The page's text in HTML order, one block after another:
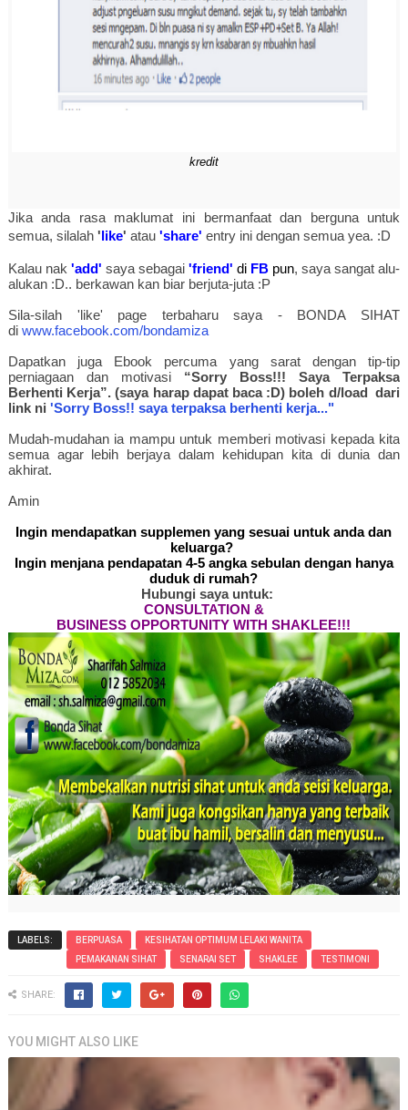
kredit
Jika anda rasa maklumat ini bermanfaat dan berguna untuk
semua, silalah 'like' atau 'share' entry ini dengan semua yea. :D
Kalau nak 'add' saya sebagai 'friend'di FB pun, saya sangat alu-
alukan :D.. berkawan kan biar berjuta-juta :P
Sila-silah 'like' page terbaharu saya - BONDA SIHAT
di www.facebook.com/bondamiza
Dapatkan juga Ebook percuma yang sarat dengan tip-tip
perniagaan dan motivasi “Sorry Boss!!! Saya Terpaksa
Berhenti Kerja”. (saya harap dapat baca :D) boleh d/load dari
link ni 'Sorry Boss!! saya terpaksa berhenti kerja..."
Mudah-mudahan ia mampu untuk memberi motivasi kepada kita
semua agar lebih berjaya dalam kehidupan kita di dunia dan
akhirat.
Amin
Ingin mendapatkan supplemen yang sesuai untuk anda dan
keluarga?
Ingin menjana pendapatan 4-5 angka sebulan dengan hanya
duduk di rumah?
Hubungi saya untuk:
CONSULTATION &
BUSINESS OPPORTUNITY WITH SHAKLEE!!!
LABELS: BERPUASA
KESIHATAN OPTIMUM LELAKI WANITA
PEMAKANAN SIHAT
SENARAI SET SHAKLEE TESTIMONI
SHARE:
YOU MIGHT ALSO LIKE